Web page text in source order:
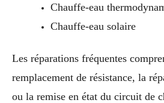
Chauffe-eau
Chauffe-eau solaire
Les réparations fréquentes
remplacement de résistance, la
ou la remise en état du circuit de